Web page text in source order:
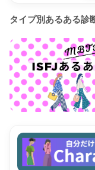
タイプ別あるある診